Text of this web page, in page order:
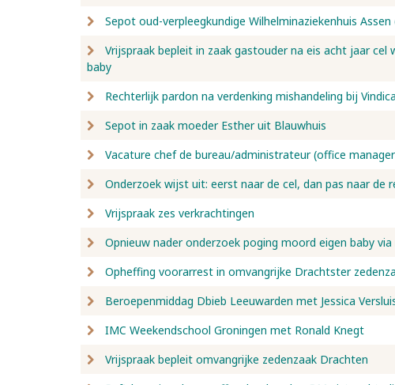
Sepot oud-verpleegkundige Wilhelminaziekenhuis
Vrijspraak bepleit in zaak gastouder na eis acht jaar cel
baby
Rechterlijk pardon na verdenking mishandeling bij
Sepot in zaak moeder Esther uit Blauwhuis
Vacature chef de bureau/administrateur (office
Onderzoek wijst uit: eerst naar de cel, dan pas naar de
Vrijspraak zes verkrachtingen
Opnieuw nader onderzoek poging moord eigen baby
Opheffing voorarrest in omvangrijke Drachtster
Beroepenmiddag Dbieb Leeuwarden met Jessica
IMC Weekendschool Groningen met Ronald Knegt
Vrijspraak bepleit omvangrijke zedenzaak Drachten